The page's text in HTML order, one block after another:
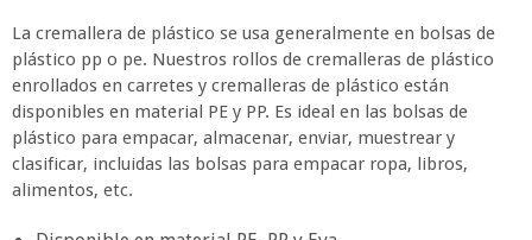
La cremallera de plástico se usa generalmente en bolsas de
plástico pp o pe. Nuestros rollos de cremalleras de plástico
enrollados en carretes y cremalleras de plástico están
disponibles en material PE y PP. Es ideal en las bolsas de
plástico para empacar, almacenar, enviar, muestrear y
clasificar, incluidas las bolsas para empacar ropa, libros,
alimentos, etc.